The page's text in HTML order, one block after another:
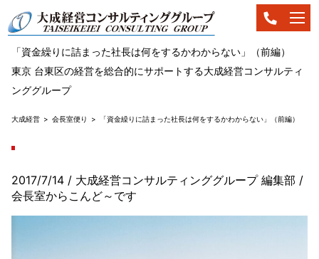
「資金繰りに詰まった社長は何をするかわからない」（前編）
東京 台東区の経営を総合的にサポートする大成経営コンサルティ
ンググループ
大成経営 会長室便り 「資金繰りに詰まった社長は何をするかわからない」（前編）
2017/7/14 / 大成経営コンサルティンググループ 編集部 /
会長室からこんど～です